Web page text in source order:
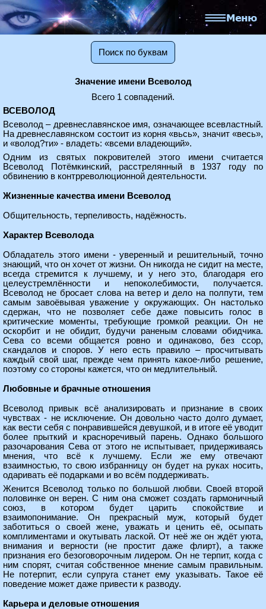
Поиск по буквам
Значение имени Всеволод
Всего 1 совпадений.
ВСЕВОЛОД
Всеволод – древнеславянское имя, означающее всевластный.
На древнеславянском состоит из корня «вьсь», значит «весь»,
и «волод?ти» - владеть: «всеми владеющий».
Одним из святых покровителей этого имени считается
Всеволод Потёмкинский, расстрелянный в 1937 году по
обвинению в контрреволюционной деятельности.
Жизненные качества имени Всеволод
Общительность, терпеливость, надёжность.
Характер Всеволода
Обладатель этого имени - уверенный и решительный, точно
знающий, что он хочет от жизни. Он никогда не сидит на месте,
всегда стремится к лучшему, и у него это, благодаря его
целеустремлённости и непоколебимости, получается.
Всеволод не бросает слова на ветер и дело на полпути, тем
самым завоёвывая уважение у окружающих. Он настолько
сдержан, что не позволяет себе даже повысить голос в
критические моменты, требующие громкой реакции. Он не
оскорбит и не обидит, будучи раненым словами обидчика.
Сева со всеми общается ровно и одинаково, без ссор,
скандалов и споров. У него есть правило – просчитывать
каждый свой шаг, прежде чем принять какое-либо решение,
поэтому со стороны кажется, что он медлительный.
Любовные и брачные отношения
Всеволод привык всё анализировать и признание в своих
чувствах - не исключение. Он довольно часто долго думает,
как вести себя с понравившейся девушкой, и в итоге её уводит
более прыткий и красноречивый парень. Однако большого
разочарования Сева от этого не испытывает, придерживаясь
мнения, что всё к лучшему. Если же ему отвечают
взаимностью, то свою избранницу он будет на руках носить,
одаривать её подарками и во всём поддерживать.
Женится Всеволод только по большой любви. Своей второй
половинке он верен. С ним она сможет создать гармоничный
союз, в котором будет царить спокойствие и
взаимопонимание. Он прекрасный муж, который будет
заботиться о своей жене, уважать и ценить её, осыпать
комплиментами и окутывать лаской. От неё же он ждёт уюта,
внимания и верности (не простит даже флирт), а также
признания его безоговорочным лидером. Он не терпит, когда с
ним спорят, считая собственное мнение самым правильным.
Не потерпит, если супруга станет ему указывать. Такое её
поведение может даже привести к разводу.
Карьера и деловые отношения